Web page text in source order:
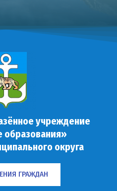
учреждение
образования»
округа
ГРАЖДАН